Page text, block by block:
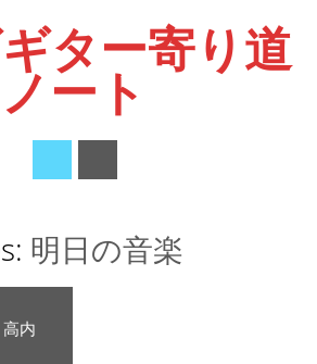
ター寄り道
ノート
明日の音楽
内